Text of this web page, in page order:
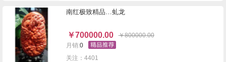
南红极致精品…虬龙
￥700000.00 ￥800000.00
月销:0
关注：4401